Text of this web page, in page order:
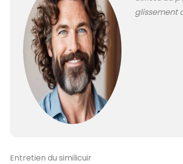
glissement
Entretien du similicuir